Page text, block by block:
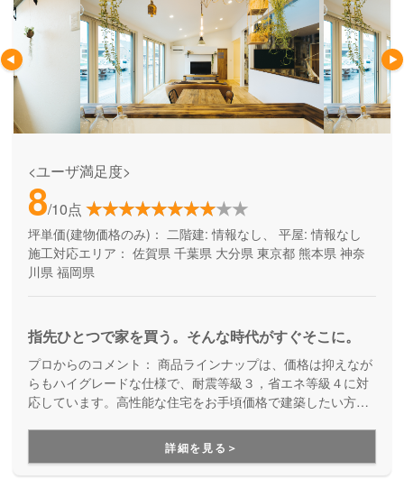
<ユーザ満足度>
8/10点
坪単価(建物価格のみ)： 二階建: 情報なし、 平屋: 情報なし
施工対応エリア： 佐賀県 千葉県 大分県 東京都 熊本県 神奈
川県 福岡県
指先ひとつで家を買う。そんな時代がすぐそこに。
プロからのコメント： 商品ラインナップは、価格は抑えなが
らもハイグレードな仕様で、耐震等級３，省エネ等級４に対
応しています。高性能な住宅をお手頃価格で建築したい方は
詳細を見る＞